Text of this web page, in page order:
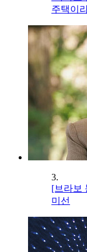
주택이
3.
[브라보
미선